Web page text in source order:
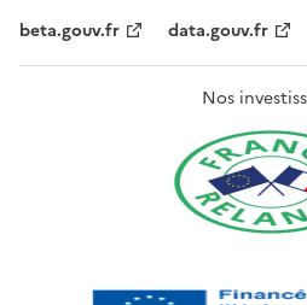
beta.gouv.fr
data.gouv.fr
Nos